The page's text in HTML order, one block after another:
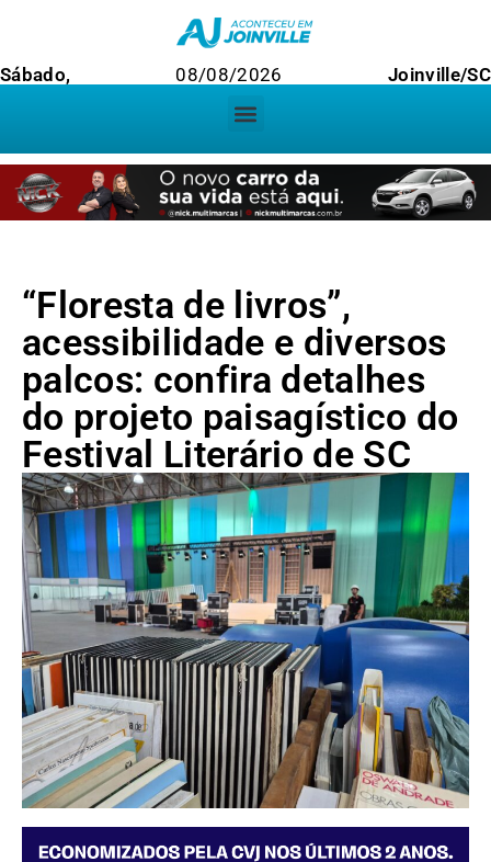
Sábado, 08/08/2026 Joinville/SC
“Floresta de livros”,
acessibilidade e diversos
palcos: confira detalhes
do projeto paisagístico do
Festival Literário de SC